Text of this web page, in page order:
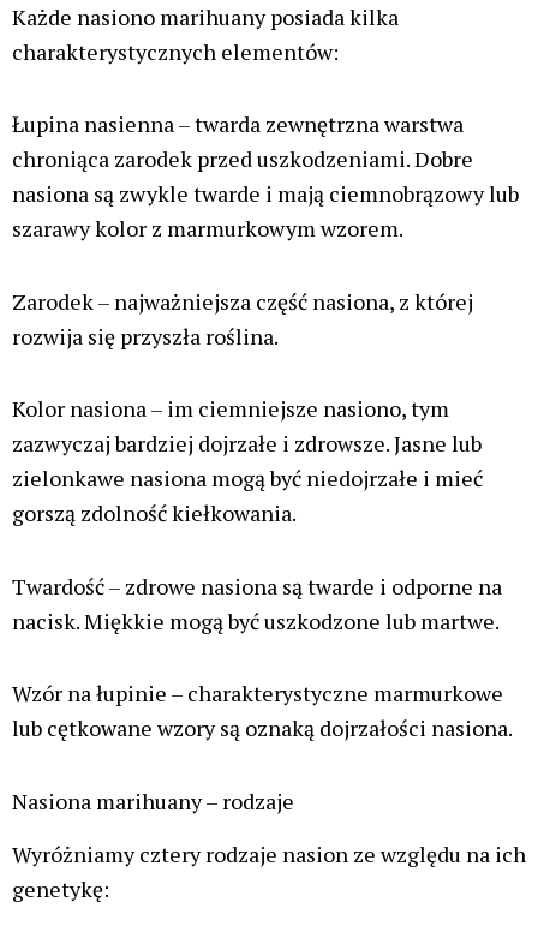
osoby zajmujące się tworzeniem nowych odmian.
głównie w projektach hodowlanych. Rośliny męskie
wytwarzają pyłek, który jest niezbędny do zapylania
roślin żeńskich. Dzięki temu możliwe jest tworzenie
nowych odmian oraz utrwalanie pożądanych cech
Zalety nasion regularnych:
umożliwiają tworzenie własnych odmian
poprzez krzyżowanie
wysoka stabilność genetyczna roślin
Wady nasion regularnych:
konieczność identyfikacji i usuwania roślin
męskich, jeśli celem jest uzyskanie kwiatów
większe wymagania dotyczące wiedzy i